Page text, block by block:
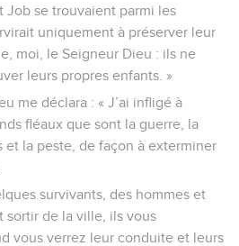
Job se trouvaient parmi les
uniquement à préserver leur
moi, le Seigneur Dieu : ils ne
leurs propres enfants. »
me déclara : « J’ai infligé à
fléaux que sont la guerre, la
et la peste, de façon à exterminer
survivants, des hommes et
sortir de la ville, ils vous
vous verrez leur conduite et leurs